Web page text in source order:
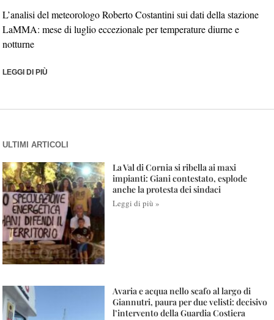
L’analisi del meteorologo Roberto Costantini sui dati della stazione
LaMMA: mese di luglio eccezionale per temperature diurne e
notturne
LEGGI DI PIÙ
ULTIMI ARTICOLI
La Val di Cornia si ribella ai maxi
impianti: Giani contestato, esplode
anche la protesta dei sindaci
Leggi di più »
Avaria e acqua nello scafo al largo di
Giannutri, paura per due velisti: decisivo
l’intervento della Guardia Costiera